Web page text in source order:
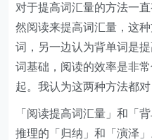
对于提高词汇量的方法一
然阅读来提高词汇量，这
词，另一边认为背单词是
词基础，阅读的效率是非
起。我认为这两种方法都
「阅读提高词汇量」和「
推理的「归纳」和「演泽